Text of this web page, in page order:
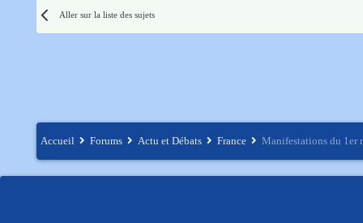
Aller sur la liste des sujets
Accueil Forums Actu et Débats France Manifestations du 1er